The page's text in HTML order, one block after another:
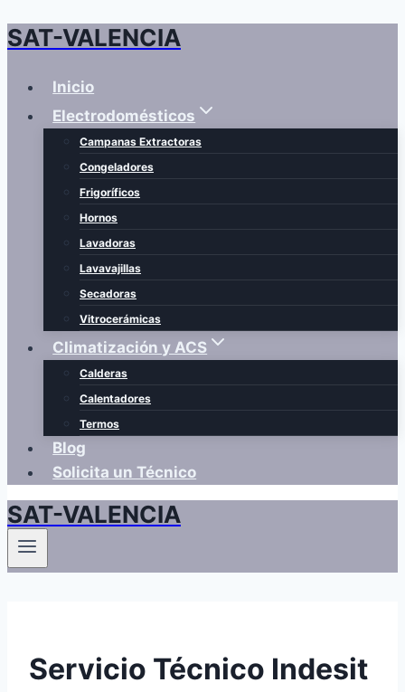
Saltar
contenido
SAT-VALENCIA
Inicio
Electrodomésticos
Campanas Extractoras
Congeladores
Frigoríficos
Hornos
Lavadoras
Lavavajillas
Secadoras
Vitrocerámicas
Climatización y ACS
Calderas
Calentadores
Termos
Blog
Solicita un Técnico
SAT-VALENCIA
Servicio Técnico Indesit